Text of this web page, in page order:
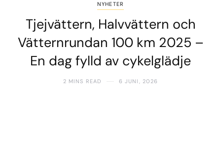
NYHETER
Tjejvättern, Halvvättern och
Vätternrundan 100 km 2025 –
En dag fylld av cykelglädje
2 MINS READ 6 JUNI, 2026